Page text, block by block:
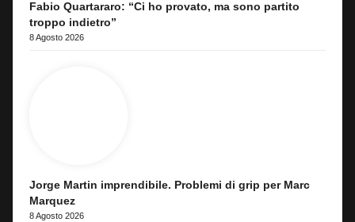
Fabio Quartararo: “Ci ho provato, ma sono partito
troppo indietro”
8 Agosto 2026
Jorge Martin imprendibile. Problemi di grip per Marc
Marquez
8 Agosto 2026